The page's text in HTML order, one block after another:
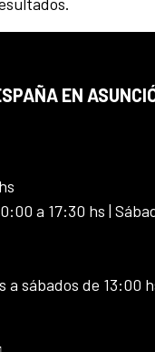
EN
a 17:30 hs |
sábados de 13:00